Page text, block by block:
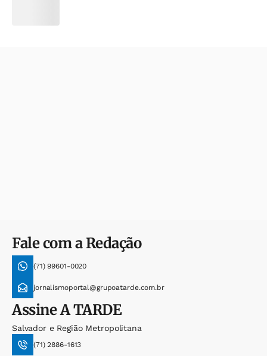
Fale com a Redação
(71) 99601-0020
jornalismoportal@grupoatarde.com.br
AssineA TARDE
Salvador e Região Metropolitana
(71) 2886-1613